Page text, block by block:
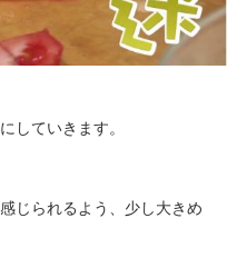
していきます。
じられるよう、少し大きめ